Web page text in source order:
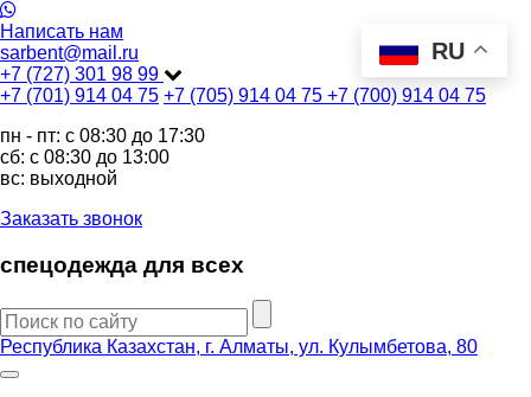
Написать нам
sarbent@mail.ru
+7 (727) 301 98 99
+7 (701) 914 04 75 +7 (705) 914 04 75 +7 (700) 914 04 75
пн - пт: c 08:30 до 17:30
сб: c 08:30 до 13:00
вс: выходной
Заказать звонок
спецодежда для всех
Республика Казахстан, г. Алматы, ул. Кулымбетова, 80
RU